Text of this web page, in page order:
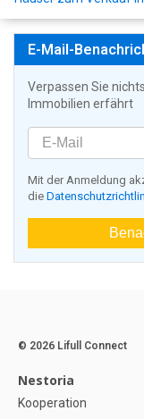
E-Mail-
Verpassen Sie
Immobilien erfährt
Mit der Anmeldung
die
© 2026 Lifull Connect
Nestoria
Kooperation